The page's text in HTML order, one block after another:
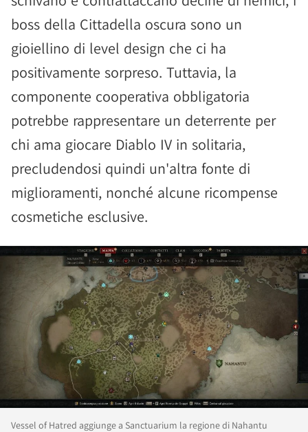
boss della Cittadella oscura sono un
gioiellino di level design che ci ha
positivamente sorpreso. Tuttavia, la
componente cooperativa obbligatoria
potrebbe rappresentare un deterrente per
chi ama giocare Diablo IV in solitaria,
precludendosi quindi un'altra fonte di
miglioramenti, nonché alcune ricompense
cosmetiche esclusive.
Vessel of Hatred aggiunge a Sanctuarium la regione di Nahantu